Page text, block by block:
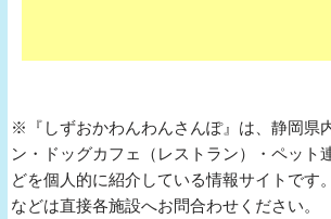
※『しずおかわんわんさんぽ』は、静岡県
ン・ドッグカフェ（レストラン）・ペット
どを個人的に紹介している情報サイトです
などは直接各施設へお問合わせください。